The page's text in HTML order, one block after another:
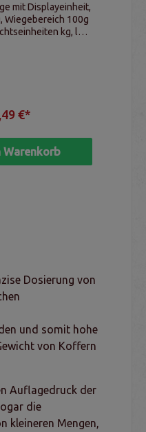
mit Displayeinheit,
Wiegebereich 100g
kg, lb
€*
Warenkorb
Dosierung von
und somit hohe
von Koffern
Auflagedruck der
die
kleineren Mengen,